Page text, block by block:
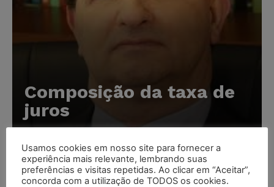
Composição da taxa de
juros
Meta é alvo de denúncia após anúncios com conteúdo
sexual infantil gerado por IA circularem em suas
Usamos cookies em nosso site para fornecer a
experiência mais relevante, lembrando suas
preferências e visitas repetidas. Ao clicar em “Aceitar”,
concorda com a utilização de TODOS os cookies.